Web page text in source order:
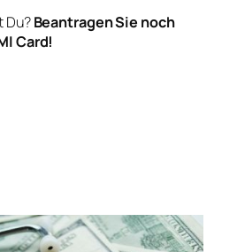
Du?Beantragen Sie noch
Card!